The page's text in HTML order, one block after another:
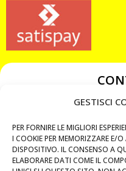
GESTISCI
PER FORNIRE LE MIGLIORI
I COOKIE PER MEMORIZZARE E/
DISPOSITIVO. IL CONSENSO A
ELABORARE DATI COME IL
349 3863811